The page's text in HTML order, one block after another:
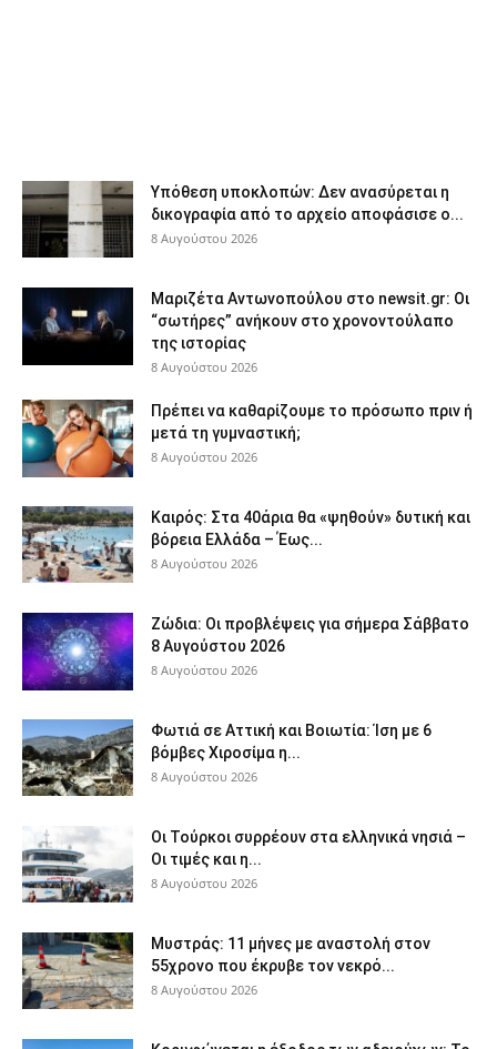
Υπόθεση υποκλοπών: Δεν ανασύρεται η
δικογραφία από το αρχείο αποφάσισε ο...
8 Αυγούστου 2026
Μαριζέτα Αντωνοπούλου στο newsit.gr: Οι
“σωτήρες” ανήκουν στο χρονοντούλαπο
της ιστορίας
8 Αυγούστου 2026
Πρέπει να καθαρίζουμε το πρόσωπο πριν ή
μετά τη γυμναστική;
8 Αυγούστου 2026
Καιρός: Στα 40άρια θα «ψηθούν» δυτική και
βόρεια Ελλάδα – Έως...
8 Αυγούστου 2026
Ζώδια: Οι προβλέψεις για σήμερα Σάββατο
8 Αυγούστου 2026
8 Αυγούστου 2026
Φωτιά σε Αττική και Βοιωτία: Ίση με 6
βόμβες Χιροσίμα η...
8 Αυγούστου 2026
Οι Τούρκοι συρρέουν στα ελληνικά νησιά –
Οι τιμές και η...
8 Αυγούστου 2026
Μυστράς: 11 μήνες με αναστολή στον
55χρονο που έκρυβε τον νεκρό...
8 Αυγούστου 2026